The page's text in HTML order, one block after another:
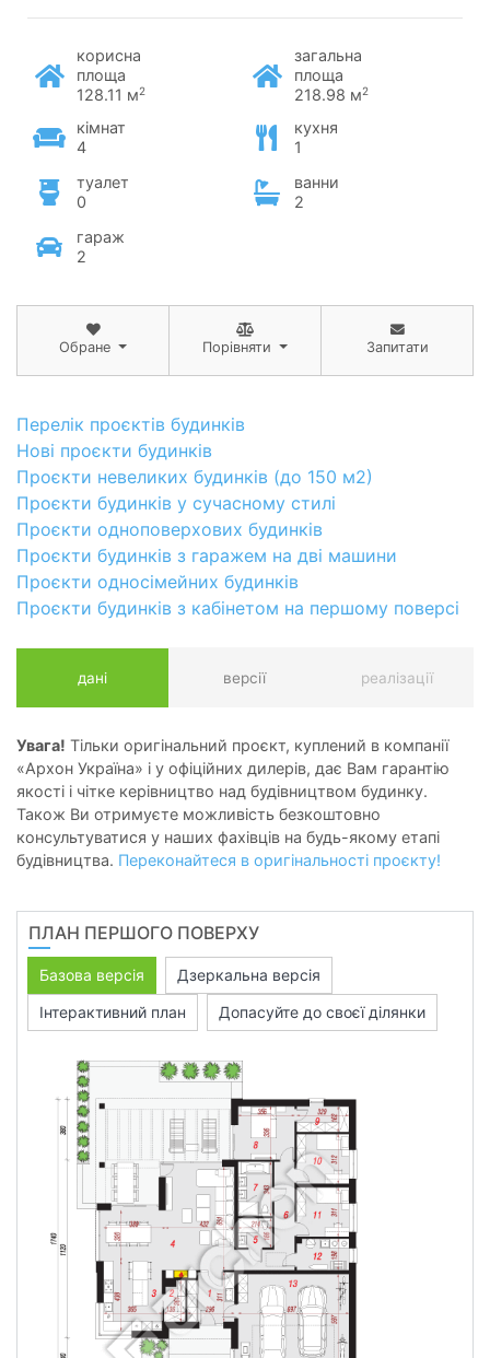
корисна
площа
128.11 м2
загальна
площа
218.98 м2
кімнат
4
кухня
1
туалет
0
ванни
2
гараж
2
Обране Порівняти Запитати
Перелік проєктів будинків
Нові проєкти будинків
Проєкти невеликих будинків (до 150 м2)
Проєкти будинків у сучасному стилі
Проєкти одноповерхових будинків
Проєкти будинків з гаражем на дві машини
Проєкти односімейних будинків
Проєкти будинків з кабінетом на першому поверсі
дані версії реалізації
Увага! Тільки оригінальний проєкт, куплений в компанії
«Архон Україна» і у офіційних дилерів, дає Вам гарантію
якості і чітке керівництво над будівництвом будинку.
Також Ви отримуєте можливість безкоштовно
консультуватися у наших фахівців на будь-якому етапі
будівництва. Переконайтеся в оригінальності проєкту!
ПЛАН ПЕРШОГО ПОВЕРХУ
Базова версія
Дзеркальна версія
Інтерактивний план
Допасуйте до своєї ділянки